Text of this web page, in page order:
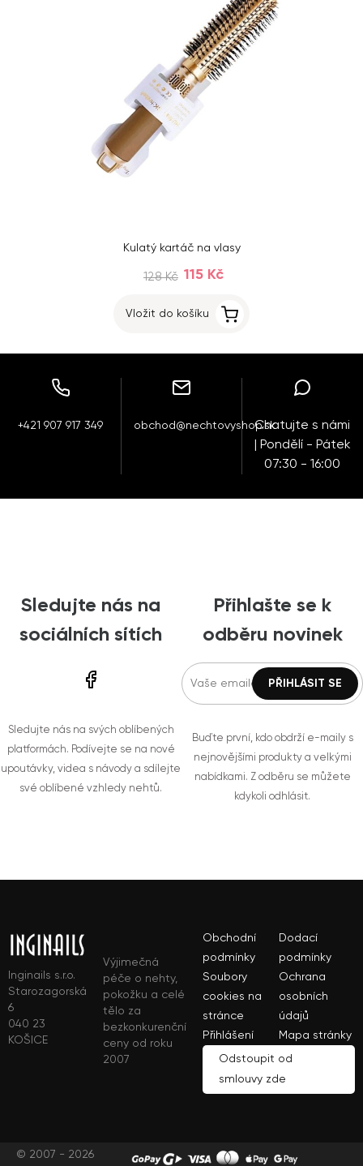
Kulatý kartáč na vlasy
128 Kč 115 Kč
Vložit do košíku
+421 907 917 349 obchod@nechtovyshop.skChatujte s námi
| Pondělí - Pátek
07:30 - 16:00
Sledujte nás na
sociálních sítích
Sledujte nás na svých oblíbených
platformách. Podívejte se na nové
upoutávky, videa s návody a sdílejte
své oblíbené vzhledy nehtů.
Přihlašte se k
odběru novinek
Buďte první, kdo obdrží e-maily s
nejnovějšími produkty a velkými
nabídkami. Z odběru se můžete
kdykoli odhlásit.
Inginails s.r.o.
Starozagorská
6
040 23
KOŠICE
Výjimečná
péče o nehty,
pokožku a celé
tělo za
bezkonkurenční
ceny od roku
2007
Obchodní
podmínky
Dodací
podmínky
Soubory
cookies na
stránce
Ochrana
osobních
údajů
Přihlášení
Mapa stránky
Odstoupit od
smlouvy zde
© 2007 - 2026